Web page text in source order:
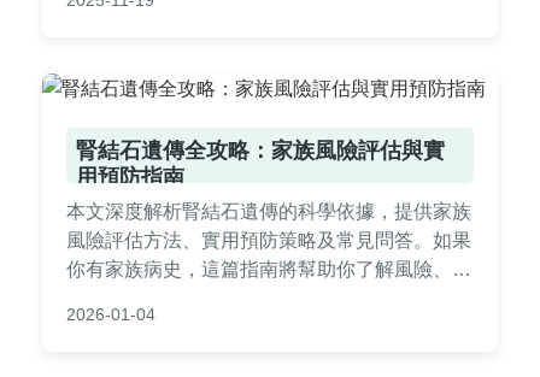
痛苦。
腎結石遺傳全攻略：家族風險評估與實
用預防指南
本文深度解析腎結石遺傳的科學依據，提供家族
風險評估方法、實用預防策略及常見問答。如果
你有家族病史，這篇指南將幫助你了解風險、採
究，實用性強，適合台灣讀者參考。
2026-01-04